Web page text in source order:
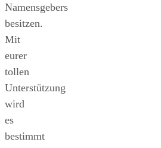
Namensgebers
besitzen.
Mit
eurer
tollen
Unterstützung
wird
es
bestimmt